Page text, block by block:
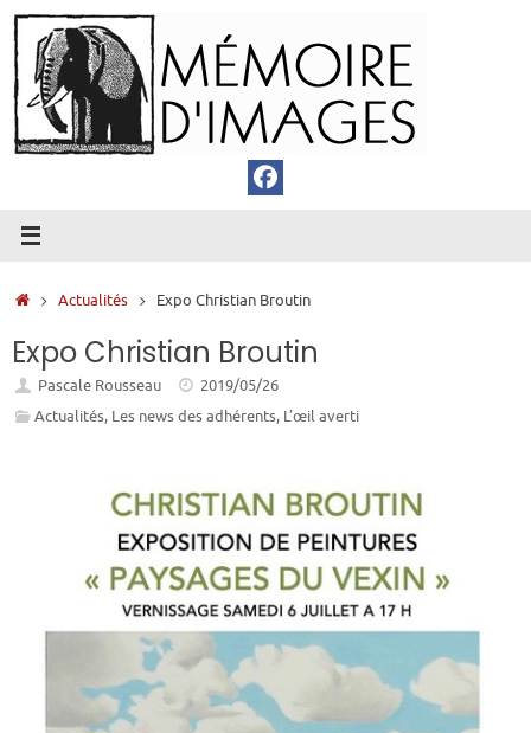
Passer
au
contenu
Accueil
Actualités Expo Christian Broutin
Expo Christian Broutin
Pascale Rousseau
2019/05/26
Actualités, Les news des adhérents, L’œil averti